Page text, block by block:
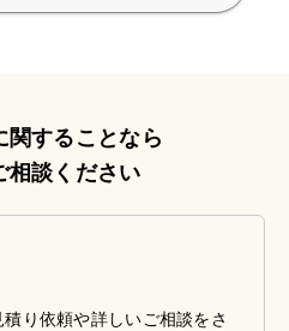
関することなら
相談ください
積り依頼や詳しいご相談をさ